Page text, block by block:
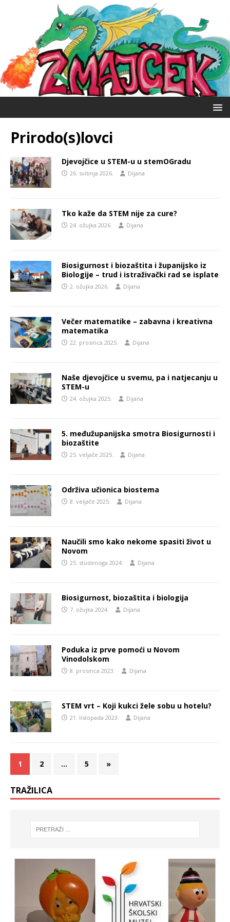
Prirodo(s)lovci
Djevojčice u STEM-u u stemOGradu
26. svibnja 2026. Dijana
Tko kaže da STEM nije za cure?
24. ožujka 2026. Dijana
Biosigurnost i biozaštita i županijsko iz
Biologije – trud i istraživački rad se isplate
2. ožujka 2026. Dijana
Večer matematike – zabavna i kreativna
matematika
22. prosinca 2025. Dijana
Naše djevojčice u svemu, pa i natjecanju u
STEM-u
24. ožujka 2025. Dijana
5. međužupanijska smotra Biosigurnosti i
biozaštite
25. veljače 2025. Dijana
Održiva učionica biostema
8. veljače 2025. Dijana
Naučili smo kako nekome spasiti život u
Novom
25. studenoga 2024. Dijana
Biosigurnost, biozaštita i biologija
7. ožujka 2024. Dijana
Poduka iz prve pomoći u Novom
Vinodolskom
8. prosinca 2023. Dijana
STEM vrt – Koji kukci žele sobu u hotelu?
21. listopada 2023. Dijana
1 2 … 5 »
TRAŽILICA